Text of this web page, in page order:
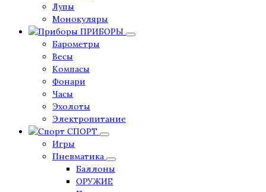
Лупы
Монокуляры
ПРИБОРЫ
Барометры
Весы
Компасы
Фонари
Часы
Эхолоты
Электропитание
СПОРТ
Игры
Пневматика
Баллоны
ОРУЖИЕ